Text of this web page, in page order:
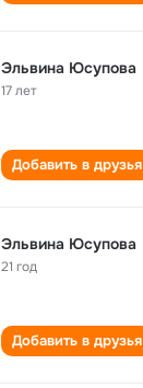
Эльвина Юсупова
17 лет
Добавить в друзья
Эльвина Юсупова
21 год
Добавить в друзья